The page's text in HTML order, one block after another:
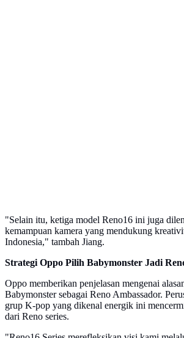
"Selain itu, ketiga model Reno16 ini juga
kemampuan kamera yang mendukung
Indonesia," tambah Jiang.
Strategi Oppo Pilih Babymonster Jadi
Oppo memberikan penjelasan mengenai
Babymonster sebagai Reno Ambassador.
grup K-pop yang dikenal energik ini
dari Reno series.